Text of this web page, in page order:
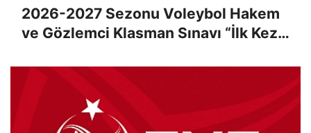
2026-2027 Sezonu Voleybol Hakem
ve Gözlemci Klasman Sınavı “İlk Kez”